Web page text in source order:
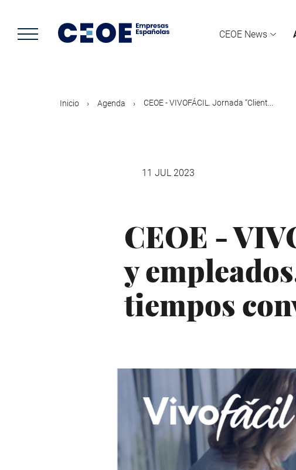
contenido
principal
CEOE News
Inicio Agenda CEOE - VIVOFÁCIL. Jornada “Client...
11 JUL 2023
CEOE -
y
tiempos